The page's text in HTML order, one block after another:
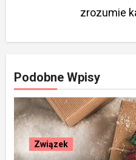
zrozumie
Podobne Wpisy
Związek